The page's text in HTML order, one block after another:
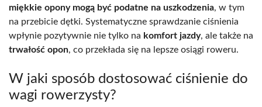
miękkie opony mogą być podatne na uszkodzenia, w tym
na przebicie dętki. Systematyczne sprawdzanie ciśnienia
wpłynie pozytywnie nie tylko na komfort jazdy, ale także na
trwałość opon, co przekłada się na lepsze osiągi roweru.
W jaki sposób dostosować ciśnienie do
wagi rowerzysty?